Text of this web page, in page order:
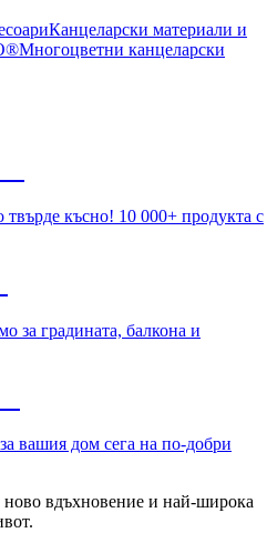
Канцеларски материали и
Многоцветни канцеларски
твърде късно! 10 000+ продукта с
за градината, балкона и
вашия дом сега на по-добри
ново вдъхновение и най-широка